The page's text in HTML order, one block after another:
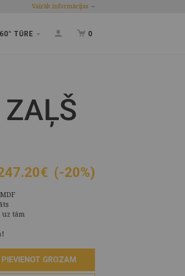
Vairāk informācijas
TŪRE 0
€ (-20%)
tām
PIEVIENOT GROZAM